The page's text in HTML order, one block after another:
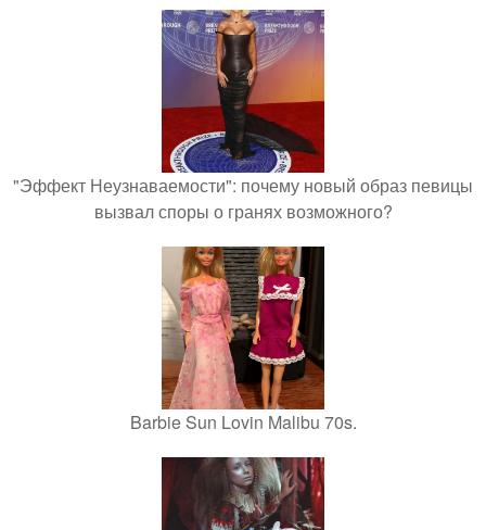
"Эффект Неузнаваемости": почему новый образ певицы
вызвал споры о гранях возможного?
Barbie Sun Lovin Malibu 70s.